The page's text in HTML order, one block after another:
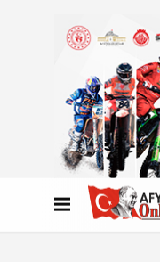
Künye İletişim